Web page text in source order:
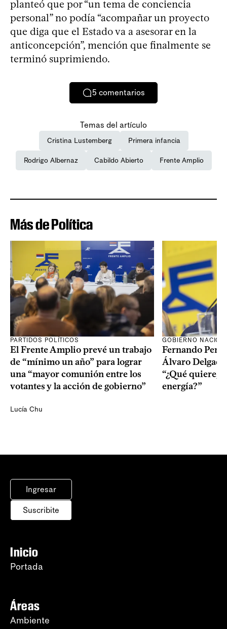
planteó que por “un tema de conciencia
personal” no podía “acompañar un proyecto
que diga que el Estado va a asesorar en la
anticoncepción”, mención que finalmente se
terminó suprimiendo.
5 comentarios
Temas del artículo
Cristina Lustemberg Primera infancia
Rodrigo Albernaz Cabildo Abierto Frente Amplio
Más de Política
PARTIDOS POLÍTICOS
El Frente Amplio prevé un trabajo
de “mínimo un año” para lograr
una “mayor comunión entre los
votantes y la acción de gobierno”
Lucía Chu
GOBIERNO
Fernando
Álvaro
“¿Qué quiere,
energía?”
Ingresar
Suscribite
Inicio
Portada
Áreas
Ambiente